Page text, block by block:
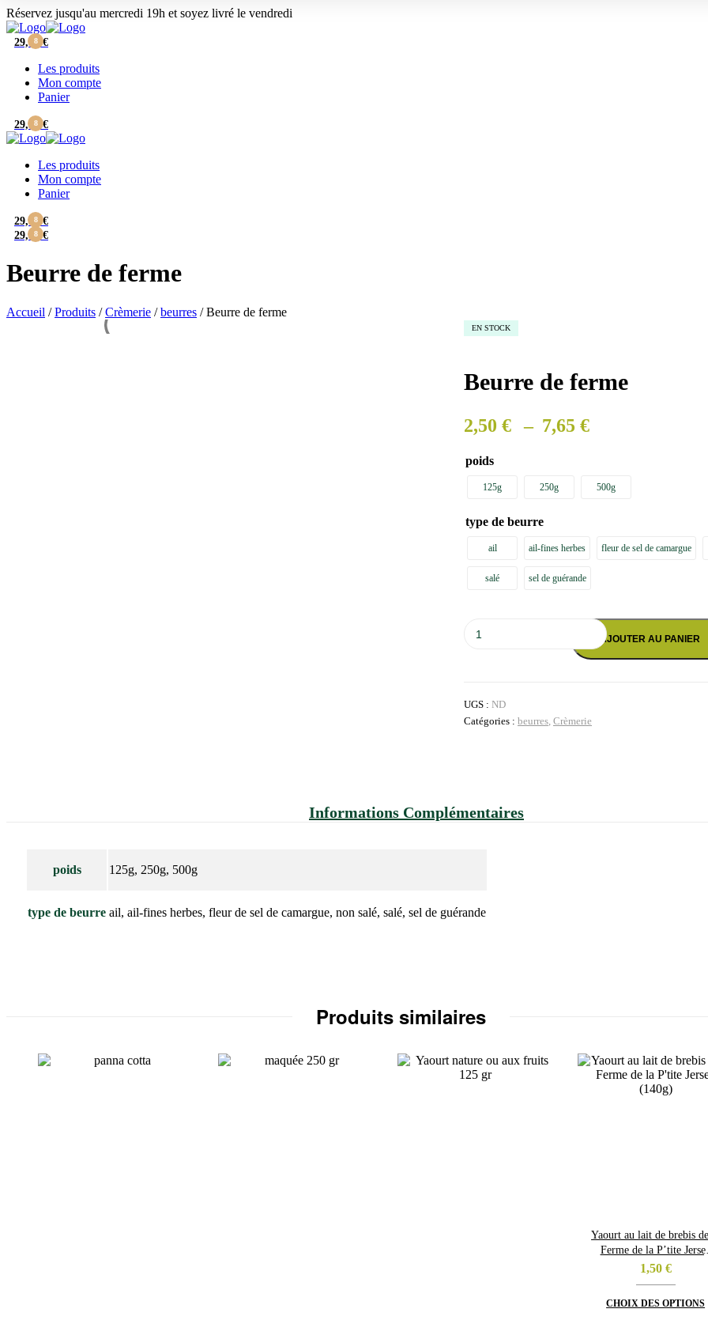
Réservez jusqu'au mercredi 19h et soyez livré le vendredi
8
29,90€
Les produits
Mon compte
Panier
8
29,90€
Les produits
Mon compte
Panier
8
29,90€
8
29,90€
Beurre de ferme
Accueil /Produits /Crèmerie /beurres /Beurre de ferme
EN STOCK
Beurre de ferme
2,50 € – 7,65 €
Plage
prix :
2,50 €
7,65 €
poids
125g 250g 500g
type de beurre
ail ail-fines herbes fleur de sel de camargue
salé sel de guérande
AJOUTER AU PANIER
UGS : ND
Catégories : beurres, Crèmerie
Informations Complémentaires
poids 125g, 250g, 500g
type de beurre ail, ail-fines herbes, fleur de sel de camargue, non salé, salé, sel de guérande
Produits similaires
Yaourt au lait de brebis
Ferme de la P’tite
(140g)
1,50 €
CHOIX DES OPTIONS
2,50 €
à
7,65 €